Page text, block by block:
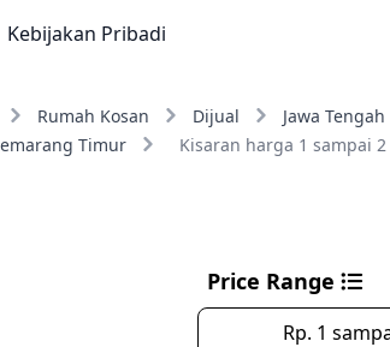
Kebijakan Pribadi
Rumah Kosan Dijual Jawa Tengah
Timur
Kisaran harga 1 sampai
Price Range
Rp. 1